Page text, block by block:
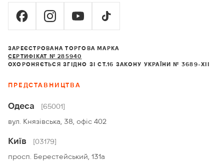
ЗАРЕЄСТРОВАНА ТОРГОВА МАРКА
СЕРТИФІКАТ № 285940
ОХОРОНЯЄТЬСЯ ЗГІДНО ЗІ СТ.16 ЗАКОНУ УКРАЇНИ № 3689-XII
ПРЕДСТАВНИЦТВА
Одеса
[65001]
вул. Князівська, 38, офіс 402
Київ
[03179]
просп. Берестейський, 131а